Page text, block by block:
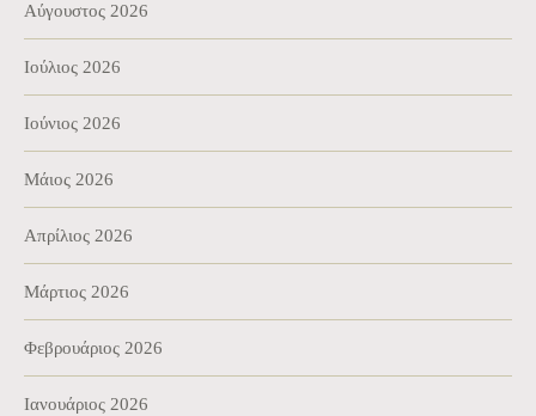
Αύγουστος 2026
Ιούλιος 2026
Ιούνιος 2026
Μάιος 2026
Απρίλιος 2026
Μάρτιος 2026
Φεβρουάριος 2026
Ιανουάριος 2026